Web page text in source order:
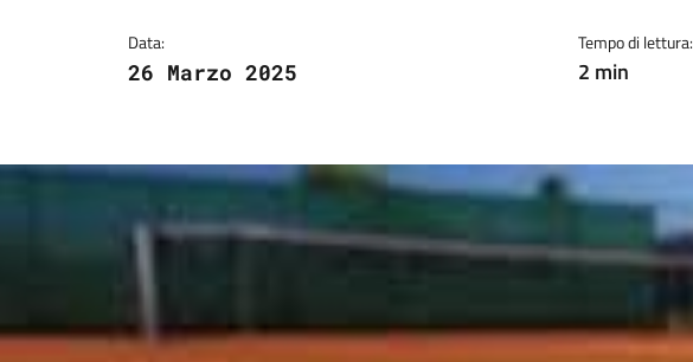
Data:
26 Marzo 2025
Tempo di lettura:
2 min